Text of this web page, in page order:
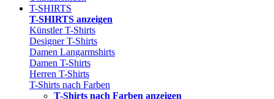
T-SHIRTS
T-SHIRTS anzeigen
Künstler T-Shirts
Designer T-Shirts
Damen Langarmshirts
Damen T-Shirts
Herren T-Shirts
T-Shirts nach Farben
T-Shirts nach Farben anzeigen